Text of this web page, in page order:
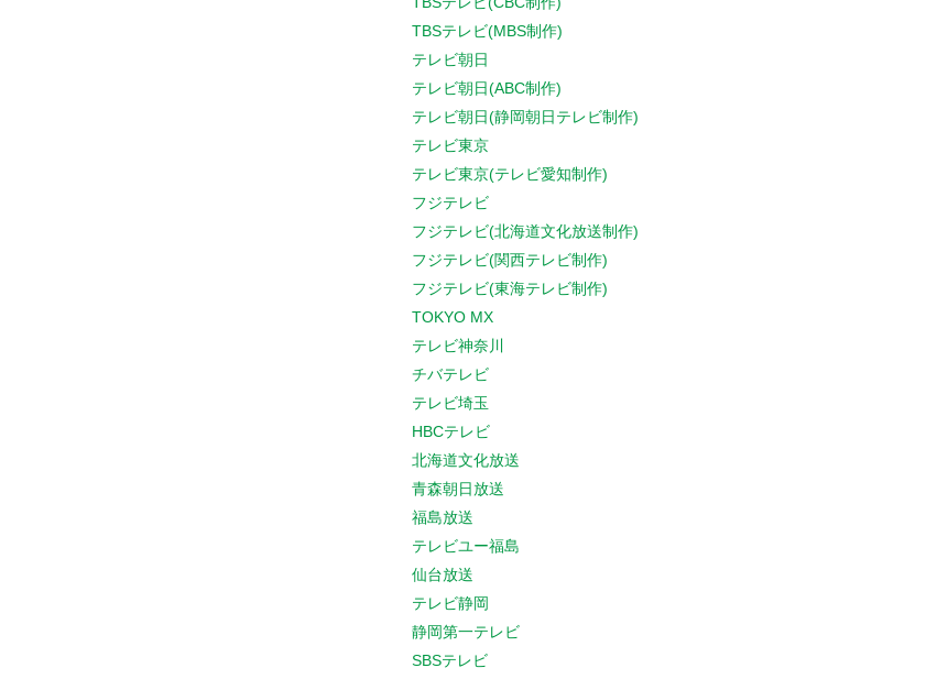
TBSテレビ(MBS制作)
テレビ朝日
テレビ朝日(ABC制作)
テレビ朝日(静岡朝日テレビ制作)
テレビ東京
テレビ東京(テレビ愛知制作)
フジテレビ
フジテレビ(北海道文化放送制作)
フジテレビ(関西テレビ制作)
フジテレビ(東海テレビ制作)
TOKYO MX
テレビ神奈川
チバテレビ
テレビ埼玉
HBCテレビ
北海道文化放送
青森朝日放送
福島放送
テレビユー福島
仙台放送
テレビ静岡
静岡第一テレビ
SBSテレビ